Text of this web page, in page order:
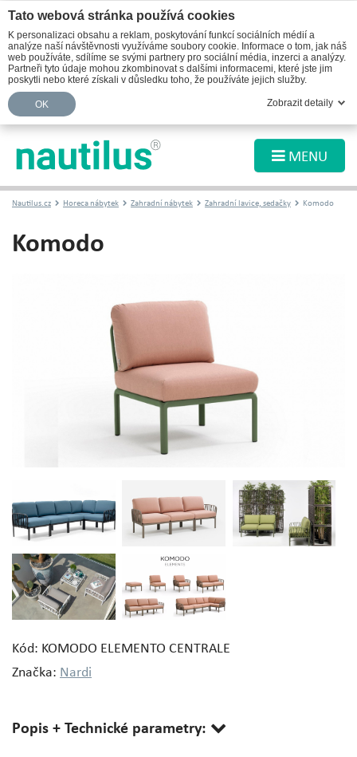
MENU
Nautilus.cz Horeca nábytek Zahradní nábytek Zahradní lavice, sedačky Komodo
Komodo
Kód: KOMODO ELEMENTO CENTRALE
Značka: Nardi
Popis + Technické parametry:
Tato webová stránka používá cookies
K personalizaci obsahu a reklam, poskytování funkcí sociálních médií a
analýze naší návštěvnosti využíváme soubory cookie. Informace o tom, jak náš
web používáte, sdílíme se svými partnery pro sociální média, inzerci a analýzy.
Partneři tyto údaje mohou zkombinovat s dalšími informacemi, které jste jim
poskytli nebo které získali v důsledku toho, že používáte jejich služby.
OK Zobrazit detaily